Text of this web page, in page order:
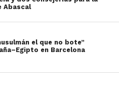
Abascal
el que no bote”
en Barcelona